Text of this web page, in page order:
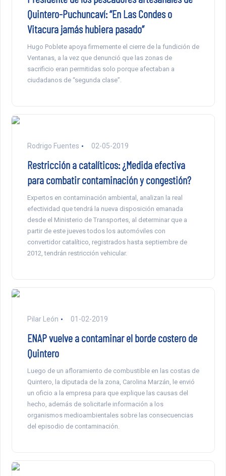
Quintero-Puchuncaví: “En Las Condes o
Vitacura jamás hubiera pasado”
Hugo Poblete apoya firmemente el cierre de la fundición de
Ventanas, a la vez que denunció que las zonas de
sacrificio eran permitidas solo porque afectaban a
ciudadanos de “segunda clase”.
Rodrigo Fuentes 02-05-2019
Restricción a catalíticos: ¿Medida efectiva
para combatir contaminación y congestión?
Expertos en contaminación ambiental, analizan la real
efectividad que tendrá la nueva disposición emanada
desde el Ministerio de Transportes, al determinar que a
partir de este jueves todos los automóviles con
convertidor catalítico, registrados hasta septiembre de
2012, tendrán restricción vehicular.
Pilar León 01-02-2019
ENAP vuelve a contaminar el borde costero de
Quintero
Luego de un afloramiento de combustible en las costas de
Quintero, la diputada de la zona, Carolina Marzán, le envió
un oficio a la empresa para que explique las causas del
hecho, además de solicitarle información a los
organismos medioambientales sobre las consecuencias
del episodio de contaminación.